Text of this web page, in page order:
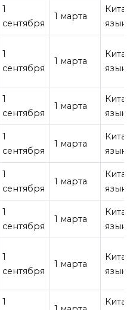
1
сентября
1 марта
язык
1
сентября
1 марта
язык
1
сентября
1 марта
язык
1
сентября
1 марта
язык
1
сентября
1 марта
язык
1
сентября
1 марта
язык
1
сентября
1 марта
язык
1